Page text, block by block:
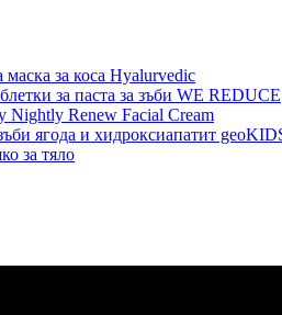
за коса Hyalurvedic
за паста за зъби WE REDUCE
Nightly Renew Facial Cream
ягода и хидроксиапатит
за тяло